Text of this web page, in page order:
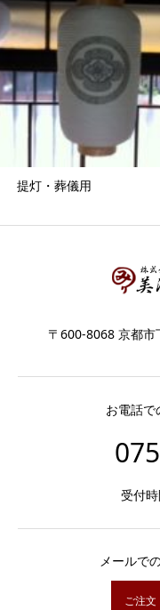
提灯・葬儀用
〒600-8068 京都
お電話で
受付
メールで
ご注文